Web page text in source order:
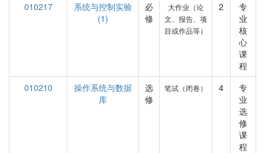
010217
系统与控制实验
(1)
必
修
大作业（论
文、报告、项
目或作品等）
2
专
业
核
心
课
程
010210
操作系统与数据
库
选
修
笔试（闭卷） 4
专
业
选
修
课
程